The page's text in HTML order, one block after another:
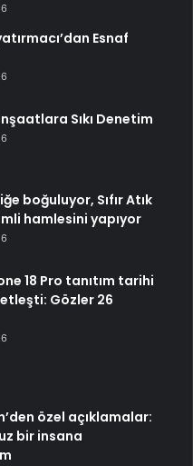
Esnaf
Sıkı Denetim
boğuluyor, Sıfır Atık
hamlesini yapıyor
18 Pro tanıtım tarihi
Gözler 26
özel açıklamalar:
bir insana